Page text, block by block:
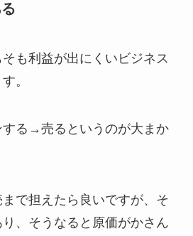
も利益が出にくいビジネス
。
る→売るというのが大まか
で担えたら良いですが、そ
、そうなると原価がかさん